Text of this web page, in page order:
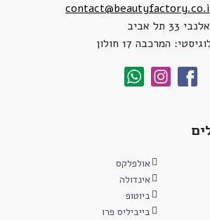
תל אביב
המרכבה 17 חולון
אולפלקס
אינדולה
ביוטופ
בייביליס פרו